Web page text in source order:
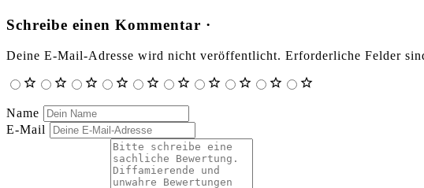
Schreibe einen Kommentar ·
Deine E-Mail-Adresse wird nicht veröffentlicht. Erforderliche Felder
Name
E-Mail